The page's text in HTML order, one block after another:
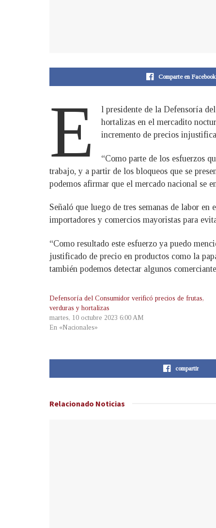
Comparte en Facebook
E
l presidente de la Defensoría
hortalizas en el mercadito
incremento de precios
“Como parte de los esfuerzos
trabajo, y a partir de los bloqueos que se
podemos afirmar que el mercado nacional se
Señaló que luego de tres semanas de labor
importadores y comercios mayoristas para
“Como resultado este esfuerzo ya puedo
justificado de precio en productos como la
también podemos detectar algunos
Defensoría del Consumidor verificó precios de frutas,
verduras y hortalizas
martes, 10 octubre 2023 6:00 AM
En «Nacionales»
compartir
Relacionado Noticias